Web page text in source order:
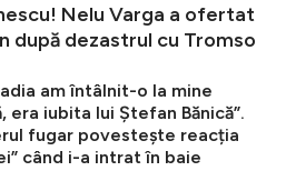
Nelu Varga a ofertat
după dezastrul cu Tromso
am întâlnit-o la mine
era iubita lui Ștefan Bănică”.
fugar povestește reacția
când i-a intrat în baie